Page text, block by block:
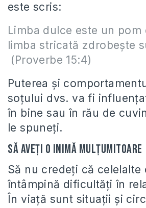
este scris:
Limba dulce este un pom
limba stricată zdrobeşte
(Proverbe 15:4)
Puterea și
soțului dvs. va fi
în bine sau în rău de
le spuneți.
Să aveți o inimă mulțumitoare
Să nu credeți că celelalte
întâmpină dificultăți în
În viață sunt situații și